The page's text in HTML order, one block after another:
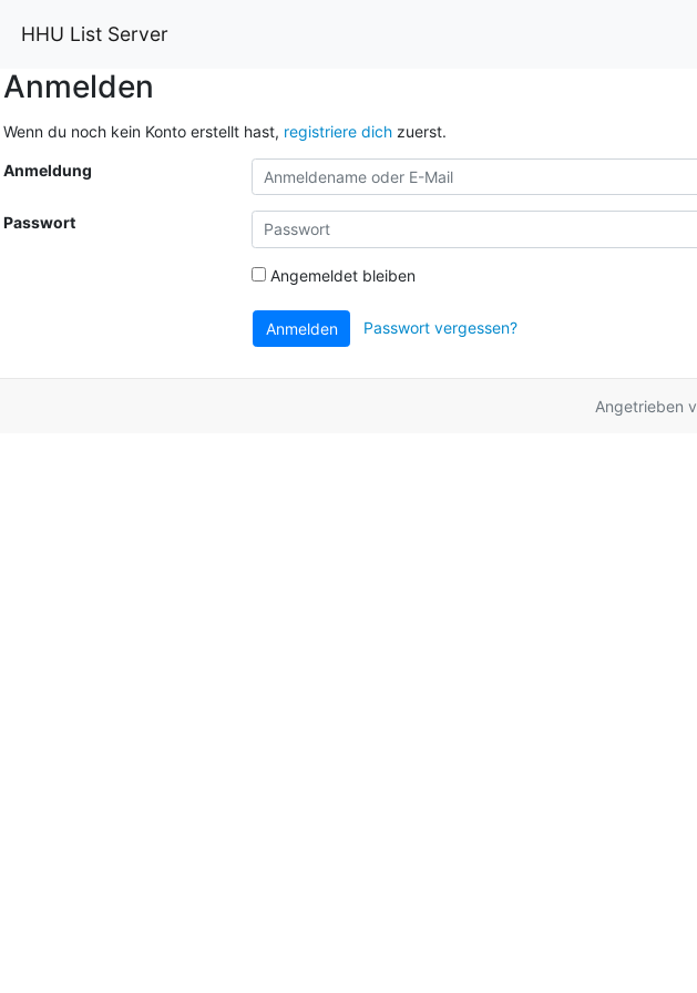
HHU List Server
Anmelden
Wenn du noch kein Konto erstellt hast, registriere dichzuerst.
Anmeldung
Passwort
Angemeldet bleiben
Anmelden Passwort vergessen?
Angetrieben